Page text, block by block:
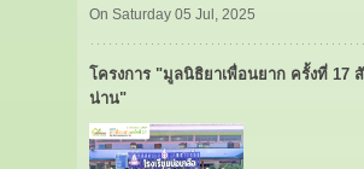
On Saturday 05 Jul, 2025
โครงการ "มูลนิธิยาเพื่อนยาก ครั้งที่ 17
น่าน"